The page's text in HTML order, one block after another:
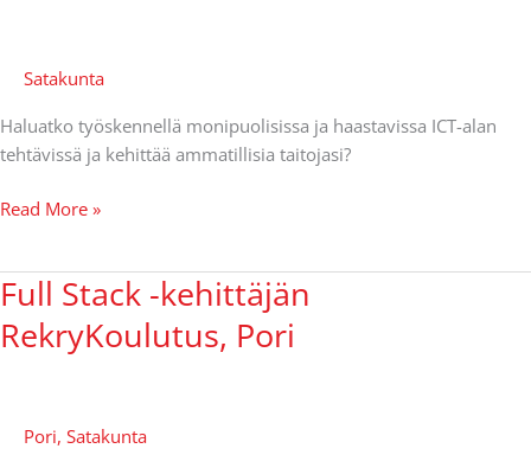
Satakunta
Haluatko työskennellä monipuolisissa ja haastavissa ICT-alan
tehtävissä ja kehittää ammatillisia taitojasi?
Read More »
Full Stack -kehittäjän
RekryKoulutus, Pori
Pori, Satakunta
Full
-
Pori